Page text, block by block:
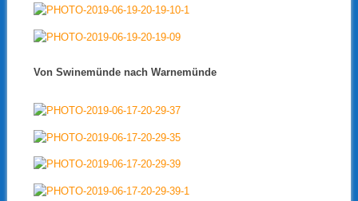
Von Swinemünde nach Warnemünde